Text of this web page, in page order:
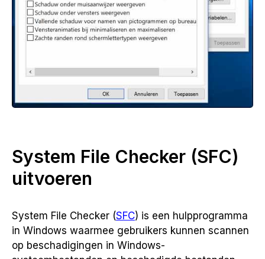
System File Checker (SFC)
uitvoeren
System File Checker (SFC) is een hulpprogramma
in Windows waarmee gebruikers kunnen scannen
op beschadigingen in Windows-